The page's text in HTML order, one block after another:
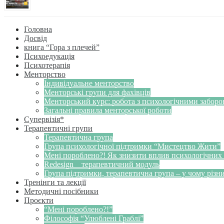
Головна
Досвід
книга “Гора з плечей”
Психоедукація
Психотерапія
Менторство
Індивідуальне менторство
Менторські групи для фахівців
Менторський курс: робота з психологічними
Загальні правила менторської роботи
Супервізія*
Терапевтичні групи
Терапевтична група
Група психологічної підтримки “Мистецтво Жити”
Мені пороблено?! Як знизити вплив психологічних
Redesign _ терапевтичний модуль
Група підтримки, терапевтична група – у чому
Тренінги та лекції
Методичні посібники
Проєкти
“Мені пороблено?!”
Філософія “Улюблені Граблі”